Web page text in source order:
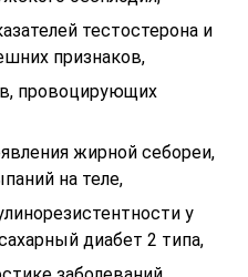
тестостерона и
признаков,
провоцирующих
жирной себореи,
на теле,
у
диабет 2 типа,